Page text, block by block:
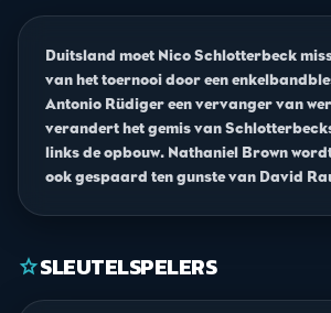
Duitsland moet Nico Schlotterbeck
van het toernooi door een
Antonio Rüdiger een vervanger van
verandert het gemis van
links de opbouw. Nathaniel Brown
ook gespaard ten gunste van David
starSLEUTELSPELERS